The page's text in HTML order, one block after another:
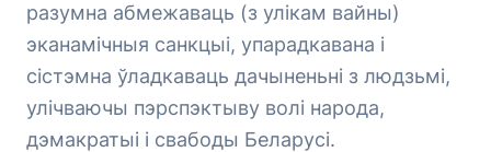
разумна абмежаваць (з улікам вайны)
эканамічныя санкцыі, упарадкавана і
сістэмна ўладкаваць дачыненьні з людзьмі,
улічваючы пэрспэктыву волі народа,
дэмакратыі і свабоды Беларусі.